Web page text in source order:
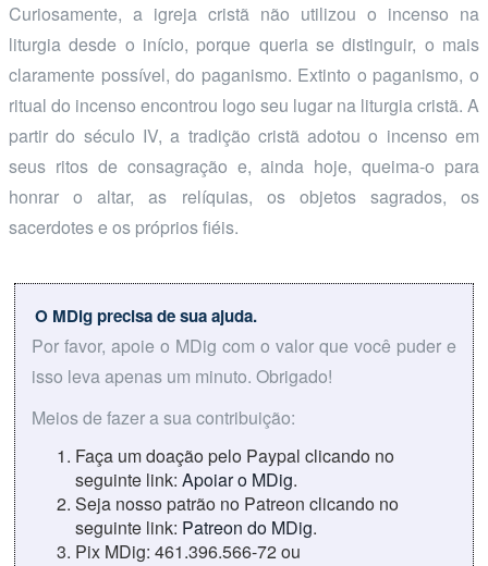
Curiosamente, a igreja cristã não utilizou o incenso na
liturgia desde o início, porque queria se distinguir, o mais
claramente possível, do paganismo. Extinto o paganismo, o
ritual do incenso encontrou logo seu lugar na liturgia cristã. A
partir do século IV, a tradição cristã adotou o incenso em
seus ritos de consagração e, ainda hoje, queima-o para
honrar o altar, as relíquias, os objetos sagrados, os
sacerdotes e os próprios fiéis.
O MDig precisa de sua ajuda.
Por favor, apoie o MDig com o valor que você puder e
isso leva apenas um minuto. Obrigado!
Meios de fazer a sua contribuição:
Faça um doação pelo Paypal clicando no
seguinte link: Apoiar o MDig.
Seja nosso patrão no Patreon clicando no
seguinte link: Patreon do MDig.
Pix MDig: 461.396.566-72 ou